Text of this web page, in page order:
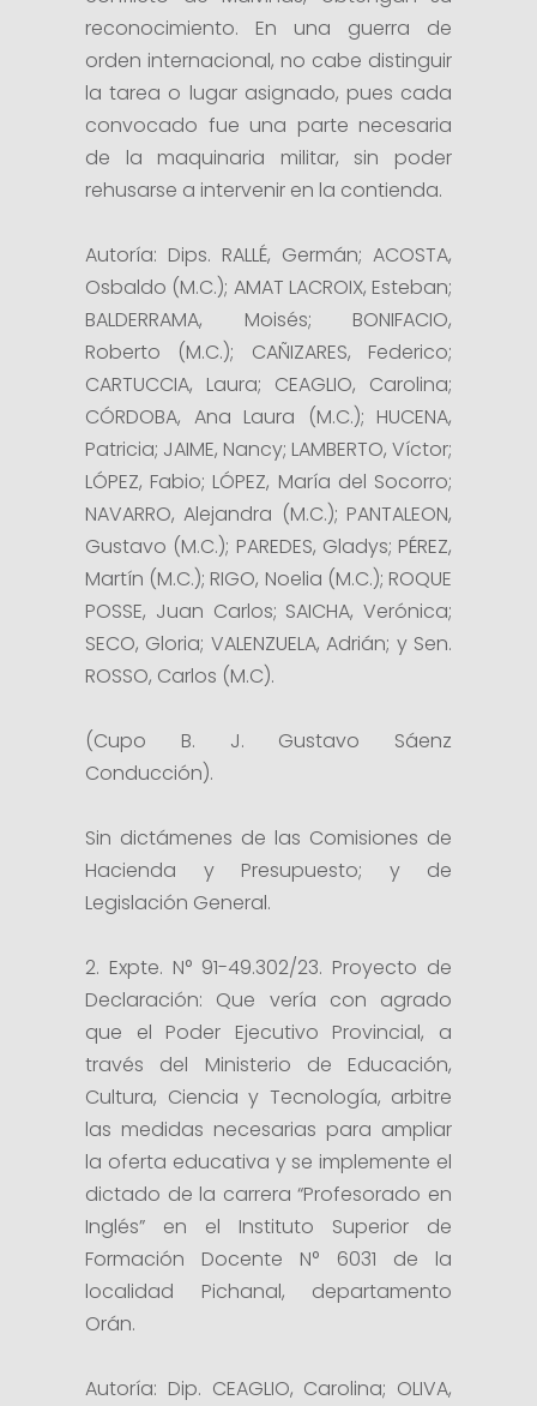
reconocimiento. En una guerra de
orden internacional, no cabe distinguir
la tarea o lugar asignado, pues cada
convocado fue una parte necesaria
de la maquinaria militar, sin poder
rehusarse a intervenir en la contienda.
Autoría: Dips. RALLÉ, Germán; ACOSTA,
Osbaldo (M.C.); AMAT LACROIX, Esteban;
BALDERRAMA, Moisés; BONIFACIO,
Roberto (M.C.); CAÑIZARES, Federico;
CARTUCCIA, Laura; CEAGLIO, Carolina;
CÓRDOBA, Ana Laura (M.C.); HUCENA,
Patricia; JAIME, Nancy; LAMBERTO, Víctor;
LÓPEZ, Fabio; LÓPEZ, María del Socorro;
NAVARRO, Alejandra (M.C.); PANTALEON,
Gustavo (M.C.); PAREDES, Gladys; PÉREZ,
Martín (M.C.); RIGO, Noelia (M.C.); ROQUE
POSSE, Juan Carlos; SAICHA, Verónica;
SECO, Gloria; VALENZUELA, Adrián; y Sen.
ROSSO, Carlos (M.C).
(Cupo B. J. Gustavo Sáenz
Conducción).
Sin dictámenes de las Comisiones de
Hacienda y Presupuesto; y de
Legislación General.
2. Expte. N° 91-49.302/23. Proyecto de
Declaración: Que vería con agrado
que el Poder Ejecutivo Provincial, a
través del Ministerio de Educación,
Cultura, Ciencia y Tecnología, arbitre
las medidas necesarias para ampliar
la oferta educativa y se implemente el
dictado de la carrera “Profesorado en
Inglés” en el Instituto Superior de
Formación Docente N° 6031 de la
localidad Pichanal, departamento
Orán.
Autoría: Dip. CEAGLIO, Carolina; OLIVA,